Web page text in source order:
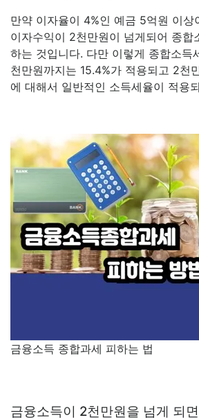
만약 이자율이 4%인 예금 5억원 이상
이자수익이 2천만원이 넘게되어 종합
하는 것입니다. 다만 이렇게 종합소득
천만원까지는 15.4%가 적용되고 2천
에 대해서 일반적인 소득세율이 적용
금융소득 종합과세 피하는 법
금융소득이 2천만원을 넘게 되